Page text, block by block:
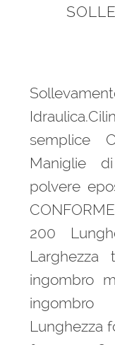
semplice
Maniglie
polvere
200
ingombro
Lunghezza